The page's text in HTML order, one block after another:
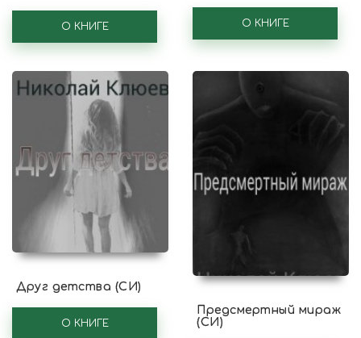
О КНИГЕ О КНИГЕ
Друг детства (СИ)
О КНИГЕ
Предсмертный мираж
(СИ)